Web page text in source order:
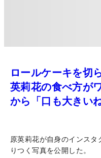
ロールケーキを
英莉花の食べ方が
から「口も大きい
原英莉花が自身のインス
りつく写真を公開した。